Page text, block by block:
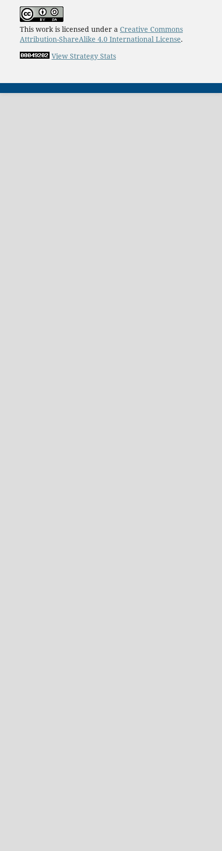
This work is licensed under a Creative Commons
Attribution-ShareAlike 4.0 International License.
View Strategy Stats